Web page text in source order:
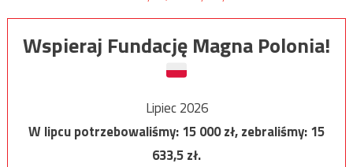
Wspieraj Fundację Magna Polonia!
Lipiec 2026
W lipcu potrzebowaliśmy:15 000zł, zebraliśmy:15
633,5zł.